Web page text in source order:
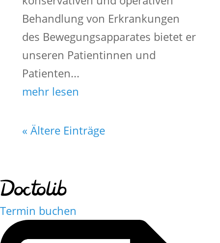
Behandlung von Erkrankungen
des Bewegungsapparates bietet er
unseren Patientinnen und
Patienten...
mehr lesen
« Ältere Einträge
Termin buchen